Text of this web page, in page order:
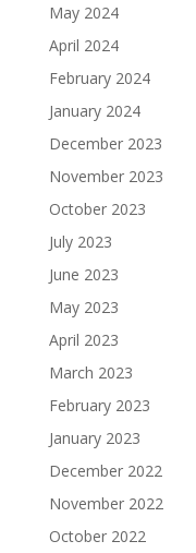
May 2024
April 2024
February 2024
January 2024
December 2023
November 2023
October 2023
July 2023
June 2023
May 2023
April 2023
March 2023
February 2023
January 2023
December 2022
November 2022
October 2022